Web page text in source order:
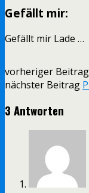
Gefällt mir:
Gefällt mir Lade …
vorheriger Beitrag
nächster Beitrag
3 Antworten